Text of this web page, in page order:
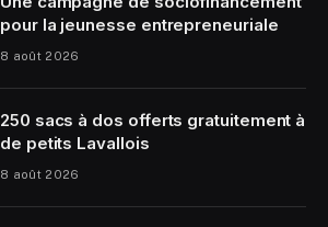
pour la jeunesse entrepreneuriale
8 août 2026
250 sacs à dos offerts gratuitement à
de petits Lavallois
8 août 2026